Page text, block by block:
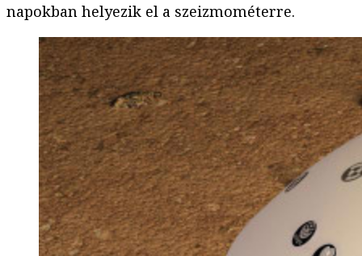
napokban helyezik el a szeizmométerre.